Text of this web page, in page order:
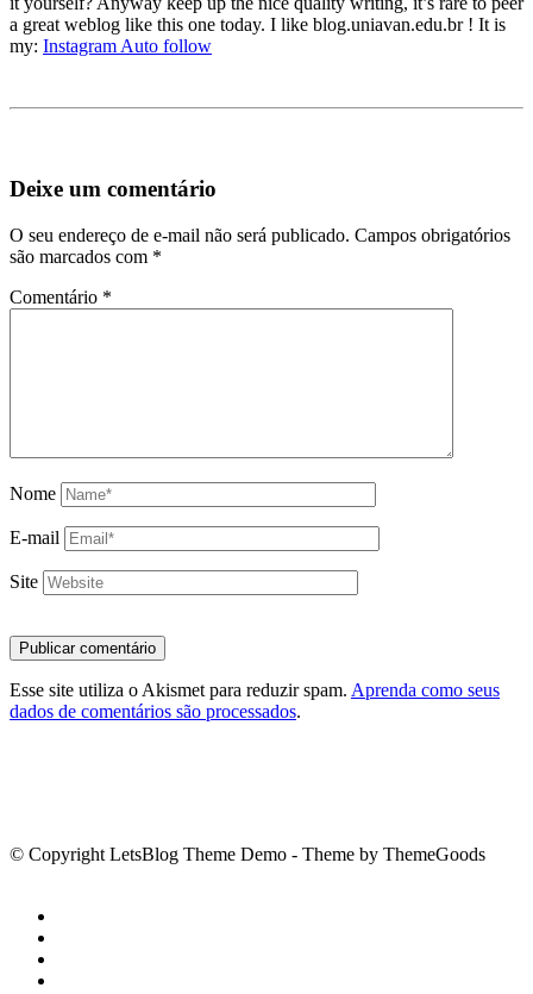
a great weblog like this one today. I like blog.uniavan.edu.br ! It is
my: Instagram Auto follow
Deixe um comentário
O seu endereço de e-mail não será publicado. Campos obrigatórios
são marcados com *
Comentário *
Nome
E-mail
Site
Esse site utiliza o Akismet para reduzir spam. Aprenda como seus
dados de comentários são processados.
© Copyright LetsBlog Theme Demo - Theme by ThemeGoods